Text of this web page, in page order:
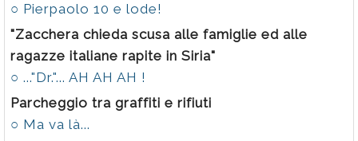
○ Pierpaolo 10 e lode!
"Zacchera chieda scusa alle famiglie ed alle
ragazze italiane rapite in Siria"
○ ..."Dr."... AH AH AH !
Parcheggio tra graffiti e rifiuti
○ Ma va là...